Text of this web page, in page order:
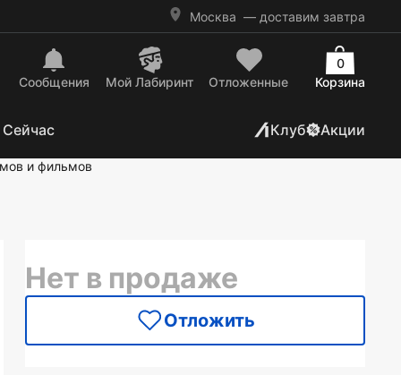
Москва — доставим завтра
Сообщения Mой Лабиринт Отложенные Корзина
0
Клуб Акции
и фильмов
Нет в продаже
Отложить